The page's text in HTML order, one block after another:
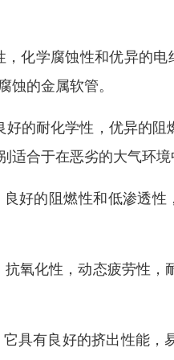
化学腐蚀性和优异的
的金属软管。
的耐化学性，优异的
合于在恶劣的大气环境
好的阻燃性和低渗透
氧化性，动态疲劳性
具有良好的挤出性能，